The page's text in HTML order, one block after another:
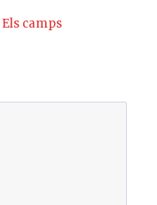
Els camps